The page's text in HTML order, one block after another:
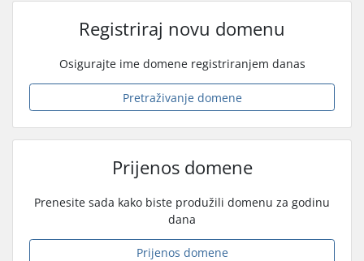
Registriraj novu domenu
Osigurajte ime domene registriranjem danas
Pretraživanje domene
Prijenos domene
Prenesite sada kako biste produžili domenu za godinu
dana
Prijenos domene